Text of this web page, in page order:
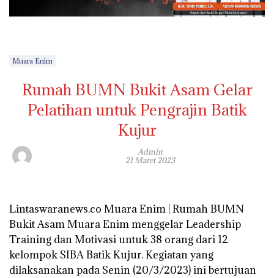
Muara Enim
Rumah BUMN Bukit Asam Gelar
Pelatihan untuk Pengrajin Batik
Kujur
Admin
21 Maret 2023
Lintaswaranews.co Muara Enim | Rumah BUMN
Bukit Asam Muara Enim menggelar Leadership
Training dan Motivasi untuk 38 orang dari 12
kelompok SIBA Batik Kujur. Kegiatan yang
dilaksanakan pada Senin (20/3/2023) ini bertujuan